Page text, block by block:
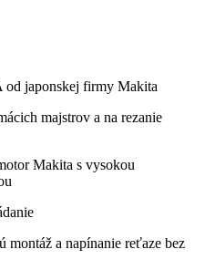
japonskej firmy Makita
majstrov a na rezanie
Makita s vysokou
montáž a napínanie reťaze bez